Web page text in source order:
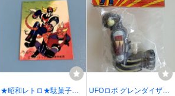
★昭和レトロ★駄菓子屋
UFOロボ グレンダイザー